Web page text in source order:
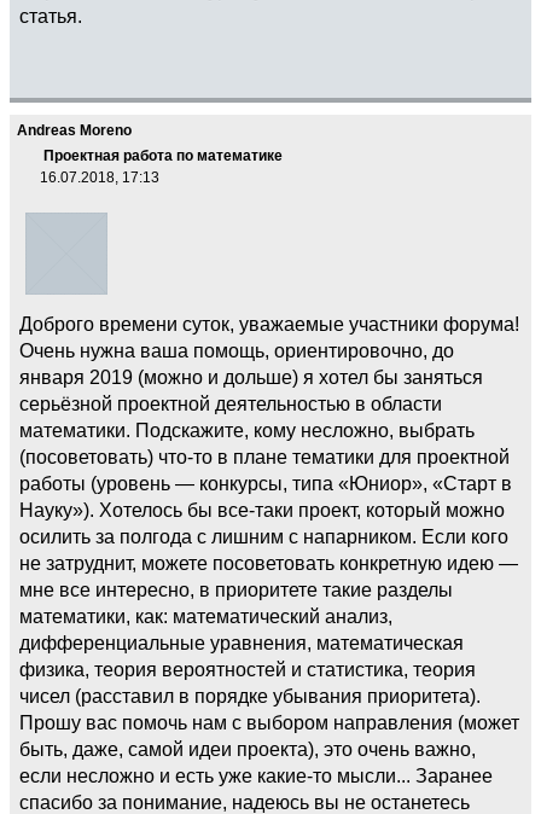
статья.
Andreas Moreno
Проектная работа по математике
16.07.2018, 17:13
Доброго времени суток, уважаемые участники форума!
Очень нужна ваша помощь, ориентировочно, до
января 2019 (можно и дольше) я хотел бы заняться
серьёзной проектной деятельностью в области
математики. Подскажите, кому несложно, выбрать
(посоветовать) что-то в плане тематики для проектной
работы (уровень — конкурсы, типа «Юниор», «Старт в
Науку»). Хотелось бы все-таки проект, который можно
осилить за полгода с лишним с напарником. Если кого
не затруднит, можете посоветовать конкретную идею —
мне все интересно, в приоритете такие разделы
математики, как: математический анализ,
дифференциальные уравнения, математическая
физика, теория вероятностей и статистика, теория
чисел (расставил в порядке убывания приоритета).
Прошу вас помочь нам с выбором направления (может
быть, даже, самой идеи проекта), это очень важно,
если несложно и есть уже какие-то мысли... Заранее
спасибо за понимание, надеюсь вы не останетесь